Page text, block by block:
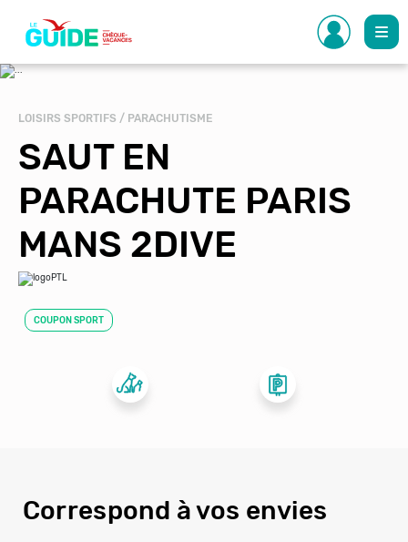
contenu
principal
LOISIRS SPORTIFS / PARACHUTISME
SAUT EN
PARACHUTE PARIS
MANS 2DIVE
COUPON SPORT
Correspond à vos envies